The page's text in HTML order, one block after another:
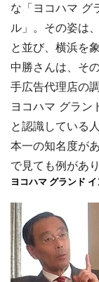
な「ヨコハマ グ
ル」。その姿は
と並び、横浜を
中勝さんは、そ
手広告代理店の
ヨコハマ グラン
と認識している
本一の知名度が
で見ても例があ
ヨコハマ グランド